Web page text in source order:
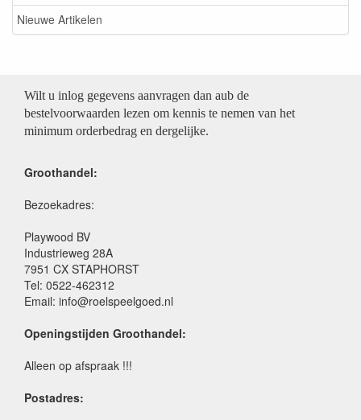
Nieuwe Artikelen
Wilt u inlog gegevens aanvragen dan aub de
bestelvoorwaarden lezen om kennis te nemen van het
minimum orderbedrag en dergelijke.
Groothandel:
Bezoekadres:
Playwood BV
Industrieweg 28A
7951 CX STAPHORST
Tel: 0522-462312
Email: info@roelspeelgoed.nl
Openingstijden Groothandel:
Alleen op afspraak !!!
Postadres: